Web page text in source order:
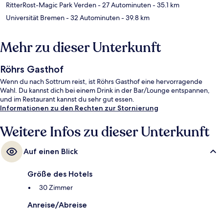
RitterRost-Magic Park Verden- 27 Autominuten- 35.1 km
Universität Bremen- 32 Autominuten- 39.8 km
Mehr zu dieser Unterkunft
Röhrs Gasthof
Wenn du nach Sottrum reist, ist Röhrs Gasthof eine hervorragende
Wahl. Du kannst dich bei einem Drink in der Bar/Lounge entspannen,
und im Restaurant kannst du sehr gut essen.
Informationen zu den Rechten zur Stornierung
Weitere Infos zu dieser Unterkunft
Auf einen Blick
Größe des Hotels
30 Zimmer
Anreise/Abreise